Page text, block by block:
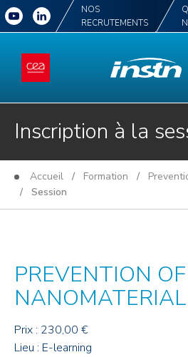
NOS
RECRUTEMENTS
Inscription à la
Accueil / Formation /
/ Session
PREVENTION OF
Prix : 230,00 €
Lieu : E-learning